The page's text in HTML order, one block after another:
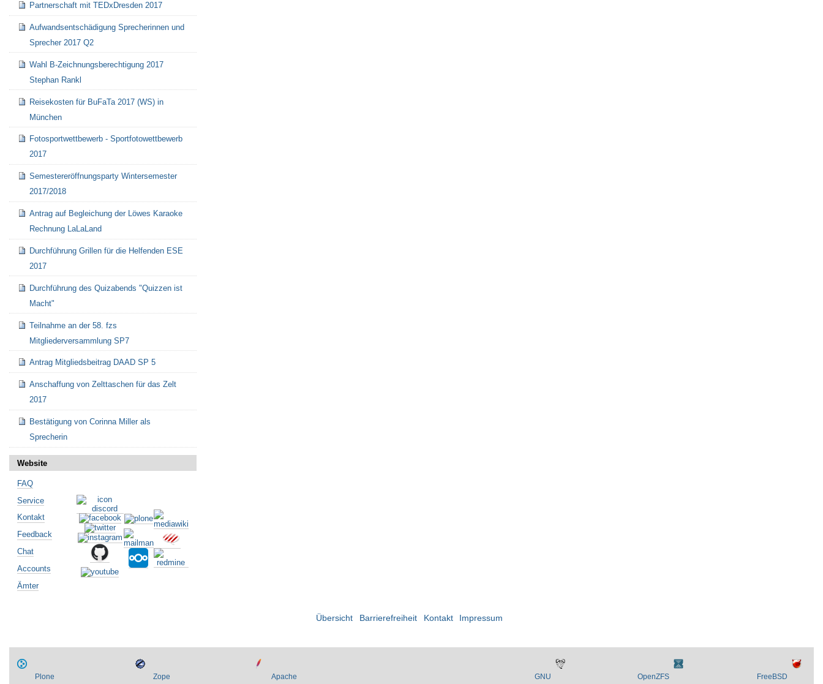
Partnerschaft mit TEDxDresden 2017
Aufwandsentschädigung Sprecherinnen und
Sprecher 2017 Q2
Wahl B-Zeichnungsberechtigung 2017
Stephan Rankl
Reisekosten für BuFaTa 2017 (WS) in
München
Fotosportwettbewerb - Sportfotowettbewerb
2017
Semestereröffnungsparty Wintersemester
2017/2018
Antrag auf Begleichung der Löwes Karaoke
Rechnung LaLaLand
Durchführung Grillen für die Helfenden ESE
2017
Durchführung des Quizabends "Quizzen ist
Macht"
Teilnahme an der 58. fzs
Mitgliederversammlung SP7
Antrag Mitgliedsbeitrag DAAD SP 5
Anschaffung von Zelttaschen für das Zelt
2017
Bestätigung von Corinna Miller als
Sprecherin
Website
FAQ
Service
Kontakt
Feedback
Chat
Accounts
Ämter
Übersicht Barrierefreiheit Kontakt Impressum
Plone Zope Apache GNU OpenZFS FreeBSD